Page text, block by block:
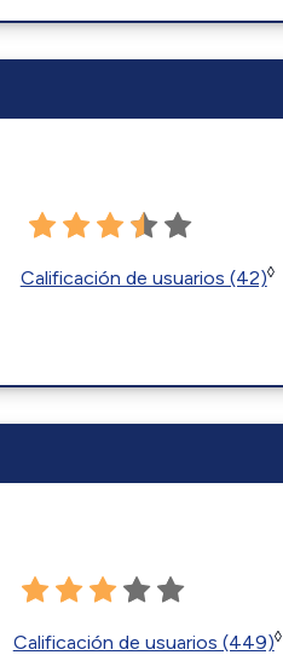
Calificación de usuarios (42)◊
Calificación de usuarios (449)◊